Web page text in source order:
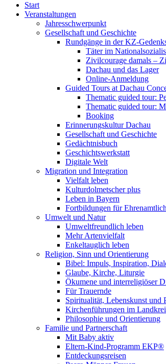
Start
Veranstaltungen
Jahresschwerpunkt
Gesellschaft und Geschichte
Rundgänge in der KZ-
Täter im
Zivilcourage damals –
Dachau und das Lager
Online-Anmeldung
Guided Tours at Dachau
Thematic guided tour:
Thematic guided tour:
Booking
Erinnerungskultur Dachau
Gesellschaft und Geschichte
Gedächtnisbuch
Geschichtswerkstatt
Digitale Welt
Migration und Integration
Vielfalt leben
Kulturdolmetscher plus
Leben in Bayern
Fortbildungen für
Umwelt und Natur
Umweltfreundlich leben
Mehr Artenvielfalt
Enkeltauglich leben
Religion, Sinn und Orientierung
Bibel: Impuls, Inspiration,
Glaube, Kirche, Liturgie
Ökumene und interreligiöser
Für Trauernde
Spiritualität, Lebenskunst und
Kirchenführungen im
Philosophie und Orientierung
Familie und Partnerschaft
Mit Baby aktiv
Eltern-Kind-Programm EKP®
Entdeckungsreisen